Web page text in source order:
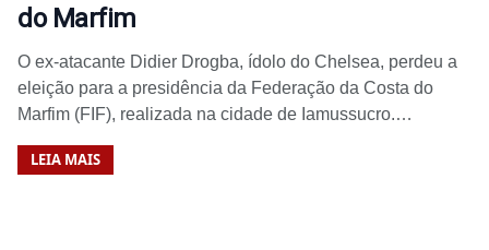
do Marfim
O ex-atacante Didier Drogba, ídolo do Chelsea, perdeu a
eleição para a presidência da Federação da Costa do
Marfim (FIF), realizada na cidade de Iamussucro.…
LEIA MAIS